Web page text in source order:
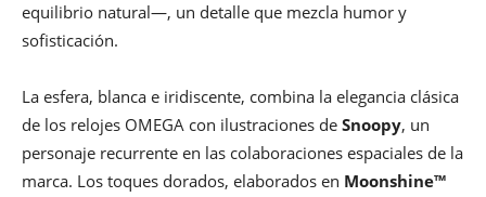
equilibrio natural—, un detalle que mezcla humor y
sofisticación.
La esfera, blanca e iridiscente, combina la elegancia clásica
de los relojes OMEGA con ilustraciones de Snoopy, un
personaje recurrente en las colaboraciones espaciales de la
marca. Los toques dorados, elaborados en Moonshine™